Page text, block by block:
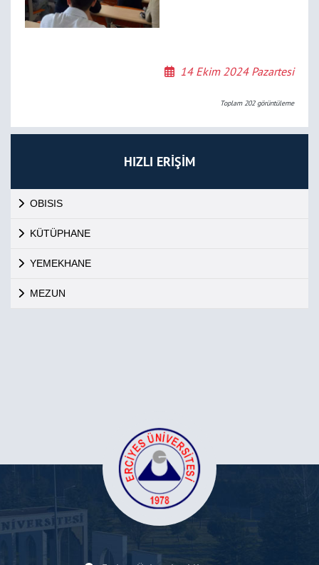
HIZLI ERİŞİM
OBISIS
KÜTÜPHANE
YEMEKHANE
MEZUN
14 Ekim 2024 Pazartesi
Toplam202görüntüleme